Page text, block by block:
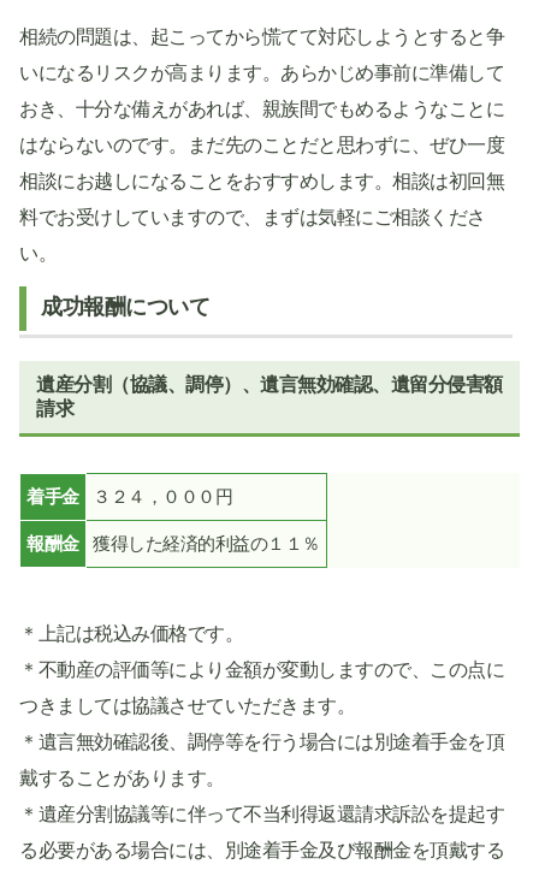
相続の問題は、起こってから慌てて対応しようとすると争
いになるリスクが高まります。あらかじめ事前に準備して
おき、十分な備えがあれば、親族間でもめるようなことに
はならないのです。まだ先のことだと思わずに、ぜひ一度
相談にお越しになることをおすすめします。相談は初回無
料でお受けしていますので、まずは気軽にご相談くださ
い。
成功報酬について
遺産分割（協議、調停）、遺言無効確認、遺留分侵害額
請求
着手金 ３２４，０００円
報酬金 獲得した経済的利益の１１％
＊上記は税込み価格です。
＊不動産の評価等により金額が変動しますので、この点に
つきましては協議させていただきます。
＊遺言無効確認後、調停等を行う場合には別途着手金を頂
戴することがあります。
＊遺産分割協議等に伴って不当利得返還請求訴訟を提起す
る必要がある場合には、別途着手金及び報酬金を頂戴する